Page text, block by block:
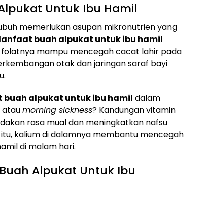
Untuk Ibu Hamil
memerlukan asupan mikronutrien yang
buah alpukat untuk ibu hamil
mampu mencegah cacat lahir pada
otak dan jaringan saraf bayi
alpukat untuk ibu hamil dalam
ataumorning sickness? Kandungan vitamin
rasa mual dan meningkatkan nafsu
kalium di dalamnya membantu mencegah
di malam hari.
Alpukat Untuk Ibu